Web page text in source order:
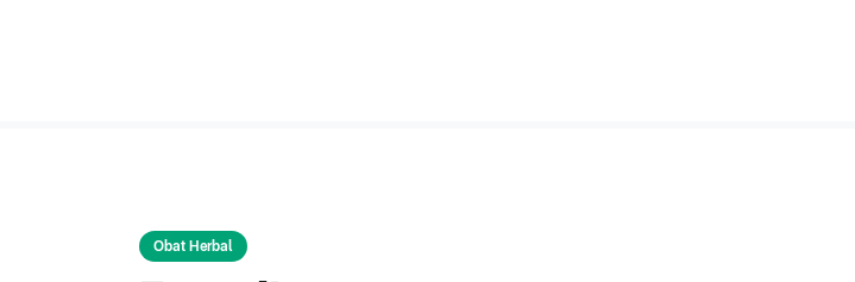
Obat Herbal